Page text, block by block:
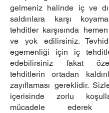
gelmeniz halinde iç ve
saldırılara karşı
tehditler karşısında
ve yok edilirsiniz.
egemenliği için iç
edebilirsiniz fakat
tehditlerin ortadan
zayıflaması gereklidir.
içerisinde zorlu
mücadele ederek